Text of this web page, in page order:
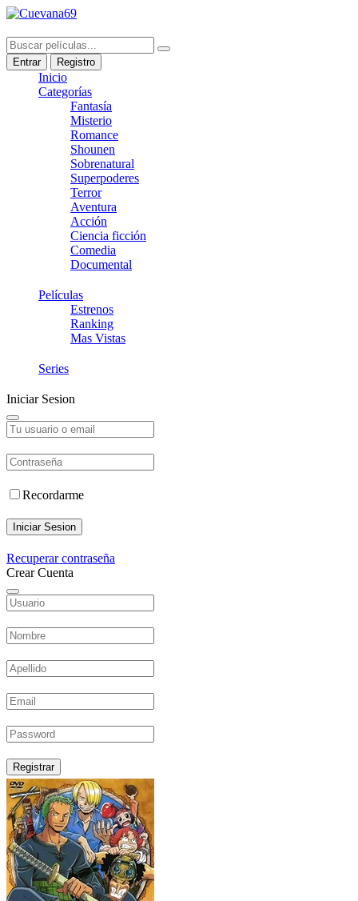
Entrar Registro
Inicio
Categorías
Fantasía
Misterio
Romance
Shounen
Sobrenatural
Superpoderes
Terror
Aventura
Acción
Ciencia ficción
Comedia
Documental
Películas
Estrenos
Ranking
Mas Vistas
Series
Iniciar Sesion
Recordarme
Iniciar Sesion
Recuperar contraseña
Crear Cuenta
Registrar